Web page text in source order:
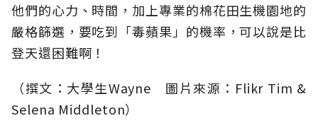
他們的心力、時間，加上專業的棉花田生機園地的
嚴格篩選，要吃到「毒蘋果」的機率，可以說是比
登天還困難啊！
（撰文：大學生Wayne 圖片來源：Flikr Tim &
Selena Middleton）